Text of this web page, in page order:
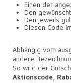
Einen der
Den
Den jeweils
Diesen Code
Abhängig vom
andere
So wird der
Aktionscode,